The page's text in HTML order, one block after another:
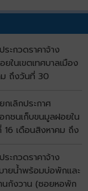
ระกวดราคาจ้าง
ในเขตเทศบาลเมือง
ถึงวันที่ 30
กเลิกประกาศ
อกชนเก็บขนมูลฝอยใน
16 เดือนสิงหาคม ถึง
ระกวดราคาจ้าง
ายน้ำพร้อมบ่อพักและ
นกังวาน (ซอยหอพัก